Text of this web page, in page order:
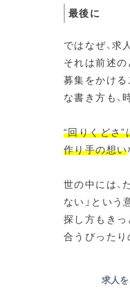
最後に
ではなぜ、求
それは前述の
募集をかける
な書き方も、
“回りくどさ”
作り手の想い
世の中には、
ない」という
探し方もきっ
合うぴったり
求人